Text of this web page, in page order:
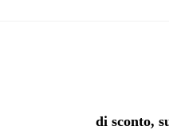
di sconto,